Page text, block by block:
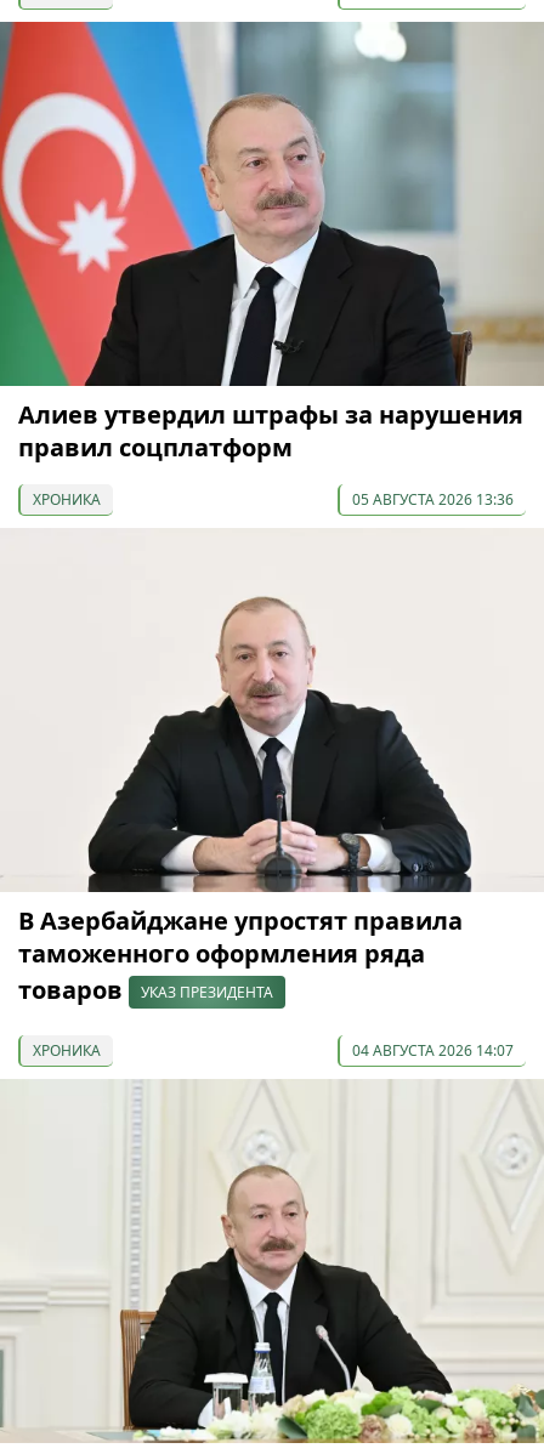
Алиев утвердил штрафы за нарушения
правил соцплатформ
ХРОНИКА 05 АВГУСТА 2026 13:36
В Азербайджане упростят правила
таможенного оформления ряда
товаров
УКАЗ ПРЕЗИДЕНТА
ХРОНИКА 04 АВГУСТА 2026 14:07